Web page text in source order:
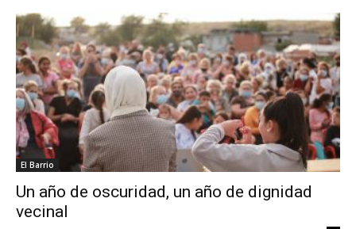
El Barrio
Un año de oscuridad, un año de dignidad
vecinal